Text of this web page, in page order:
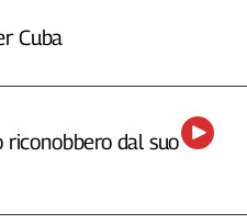
Cuba
riconobbero dal suo